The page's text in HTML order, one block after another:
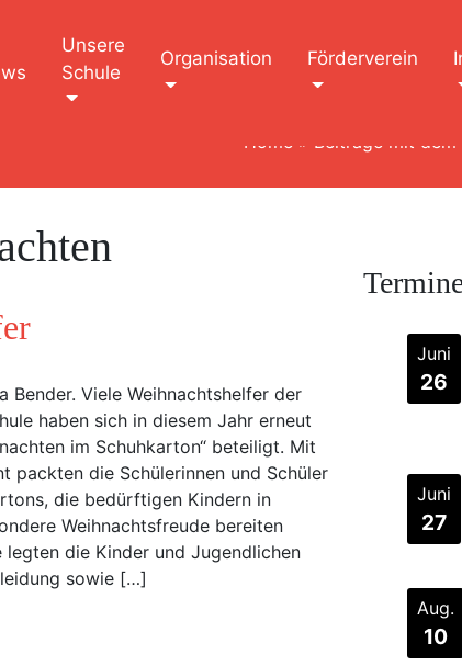
Unsere
Schule
Organisation Förderverein
Home » Beiträge mit dem
Bender. Viele Weihnachtshelfer der
haben sich in diesem Jahr erneut
im Schuhkarton“ beteiligt. Mit
packten die Schülerinnen und Schüler
die bedürftigen Kindern in
Weihnachtsfreude bereiten
legten die Kinder und Jugendlichen
sowie […]
Juni
26
Juni
27
Aug.
10